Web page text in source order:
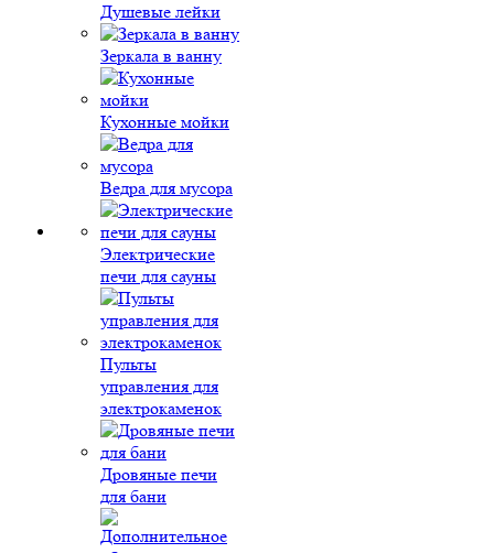
Душевые лейки
Зеркала в ванну
Кухонные мойки
Ведра для мусора
Электрические
печи для сауны
Пульты
управления для
электрокаменок
Дровяные печи
для бани